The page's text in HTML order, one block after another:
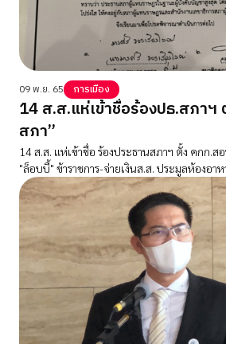
09 พ.ย. 65 การเมือง
14 ส.ส.แห่เข้าชื่อร้องปธ.สภาฯ ตั้
สภา”
14 ส.ส. แห่เข้าชื่อ ร้องประธานสภาฯ ตั้ง คกก.
"ล็อบบี้" ข้าราชการ-จ่ายเงินส.ส. ประมูลห้องอาห